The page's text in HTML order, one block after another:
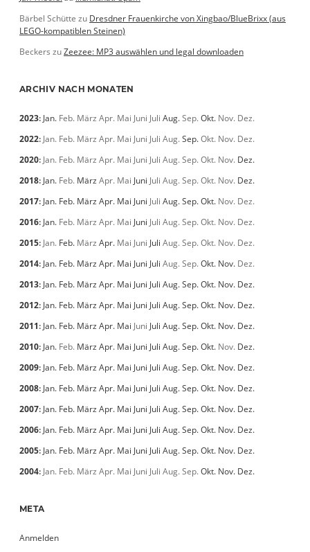
Bärbel Schütte zu Dresdner Frauenkirche von Xingbao/BlueBrixx (aus
LEGO-kompatiblen Steinen)
Beckers zuZeezee: MP3 auswählen und legal downloaden
ARCHIV NACH MONATEN
2023: Jan. Feb. März Apr. Mai Juni Juli Aug.Sep.Okt. Nov. Dez.
2022: Jan. Feb. März Apr. Mai Juni Juli Aug.Sep.Okt. Nov. Dez.
2020: Jan. Feb. März Apr. Mai Juni Juli Aug.Sep.Okt. Nov. Dez.
2018: Jan. Feb. März Apr. Mai Juni Juli Aug.Sep.Okt. Nov. Dez.
2017: Jan. Feb. März Apr. Mai Juni Juli Aug.Sep.Okt. Nov. Dez.
2016: Jan. Feb. März Apr. Mai Juni Juli Aug.Sep.Okt. Nov. Dez.
2015: Jan. Feb. März Apr. Mai Juni Juli Aug.Sep.Okt. Nov. Dez.
2014: Jan. Feb. März Apr. Mai Juni Juli Aug.Sep.Okt. Nov. Dez.
2013: Jan. Feb. März Apr. Mai Juni Juli Aug.Sep.Okt. Nov. Dez.
2012: Jan. Feb. März Apr. Mai Juni Juli Aug.Sep.Okt. Nov. Dez.
2011: Jan. Feb. März Apr. Mai Juni Juli Aug.Sep.Okt. Nov. Dez.
2010: Jan. Feb. März Apr. Mai Juni Juli Aug.Sep.Okt. Nov. Dez.
2009: Jan. Feb. März Apr. Mai Juni Juli Aug.Sep.Okt. Nov. Dez.
2008: Jan. Feb. März Apr. Mai Juni Juli Aug.Sep.Okt. Nov. Dez.
2007: Jan. Feb. März Apr. Mai Juni Juli Aug.Sep.Okt. Nov. Dez.
2006: Jan. Feb. März Apr. Mai Juni Juli Aug.Sep.Okt. Nov. Dez.
2005: Jan. Feb. März Apr. Mai Juni Juli Aug.Sep.Okt. Nov. Dez.
2004: Jan. Feb. März Apr. Mai Juni Juli Aug.Sep.Okt. Nov. Dez.
META
Anmelden